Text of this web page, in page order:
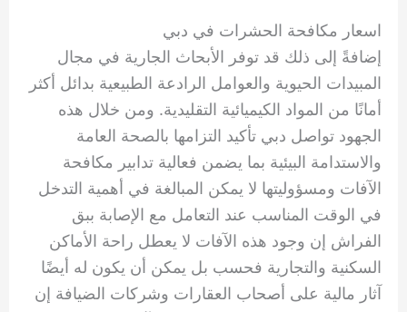
اسعار مكافحة الحشرات في دبي
إضافةً إلى ذلك قد توفر الأبحاث الجارية في مجال
المبيدات الحيوية والعوامل الرادعة الطبيعية بدائل أكثر
أمانًا من المواد الكيميائية التقليدية. ومن خلال هذه
الجهود تواصل دبي تأكيد التزامها بالصحة العامة
والاستدامة البيئية بما يضمن فعالية تدابير مكافحة
الآفات ومسؤوليتها لا يمكن المبالغة في أهمية التدخل
في الوقت المناسب عند التعامل مع الإصابة ببق
الفراش إن وجود هذه الآفات لا يعطل راحة الأماكن
السكنية والتجارية فحسب بل يمكن أن يكون له أيضًا
آثار مالية على أصحاب العقارات وشركات الضيافة إن